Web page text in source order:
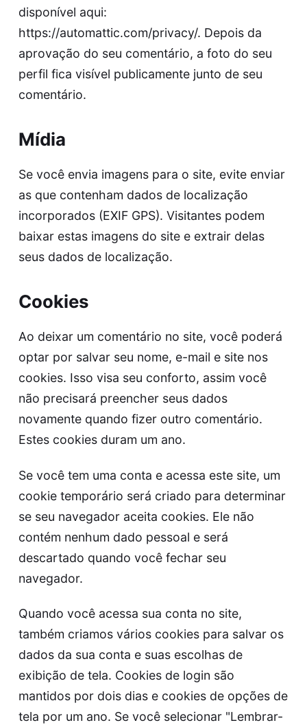
disponível aqui:
https://automattic.com/privacy/. Depois da
aprovação do seu comentário, a foto do seu
perfil fica visível publicamente junto de seu
comentário.
Mídia
Se você envia imagens para o site, evite enviar
as que contenham dados de localização
incorporados (EXIF GPS). Visitantes podem
baixar estas imagens do site e extrair delas
seus dados de localização.
Cookies
Ao deixar um comentário no site, você poderá
optar por salvar seu nome, e-mail e site nos
cookies. Isso visa seu conforto, assim você
não precisará preencher seus dados
novamente quando fizer outro comentário.
Estes cookies duram um ano.
Se você tem uma conta e acessa este site, um
cookie temporário será criado para determinar
se seu navegador aceita cookies. Ele não
contém nenhum dado pessoal e será
descartado quando você fechar seu
navegador.
Quando você acessa sua conta no site,
também criamos vários cookies para salvar os
dados da sua conta e suas escolhas de
exibição de tela. Cookies de login são
mantidos por dois dias e cookies de opções de
tela por um ano. Se você selecionar "Lembrar-